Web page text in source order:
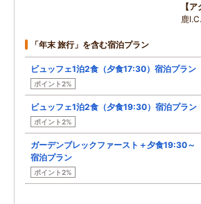
ア
鹿
「年末 旅行」を含む宿泊プラン
ビュッフェ1泊2食（夕食17:30）宿泊プラン
ポイント2%
ビュッフェ1泊2食（夕食19:30）宿泊プラン
ポイント2%
ガーデンブレックファースト＋夕食19:30～
宿泊プラン
ポイント2%